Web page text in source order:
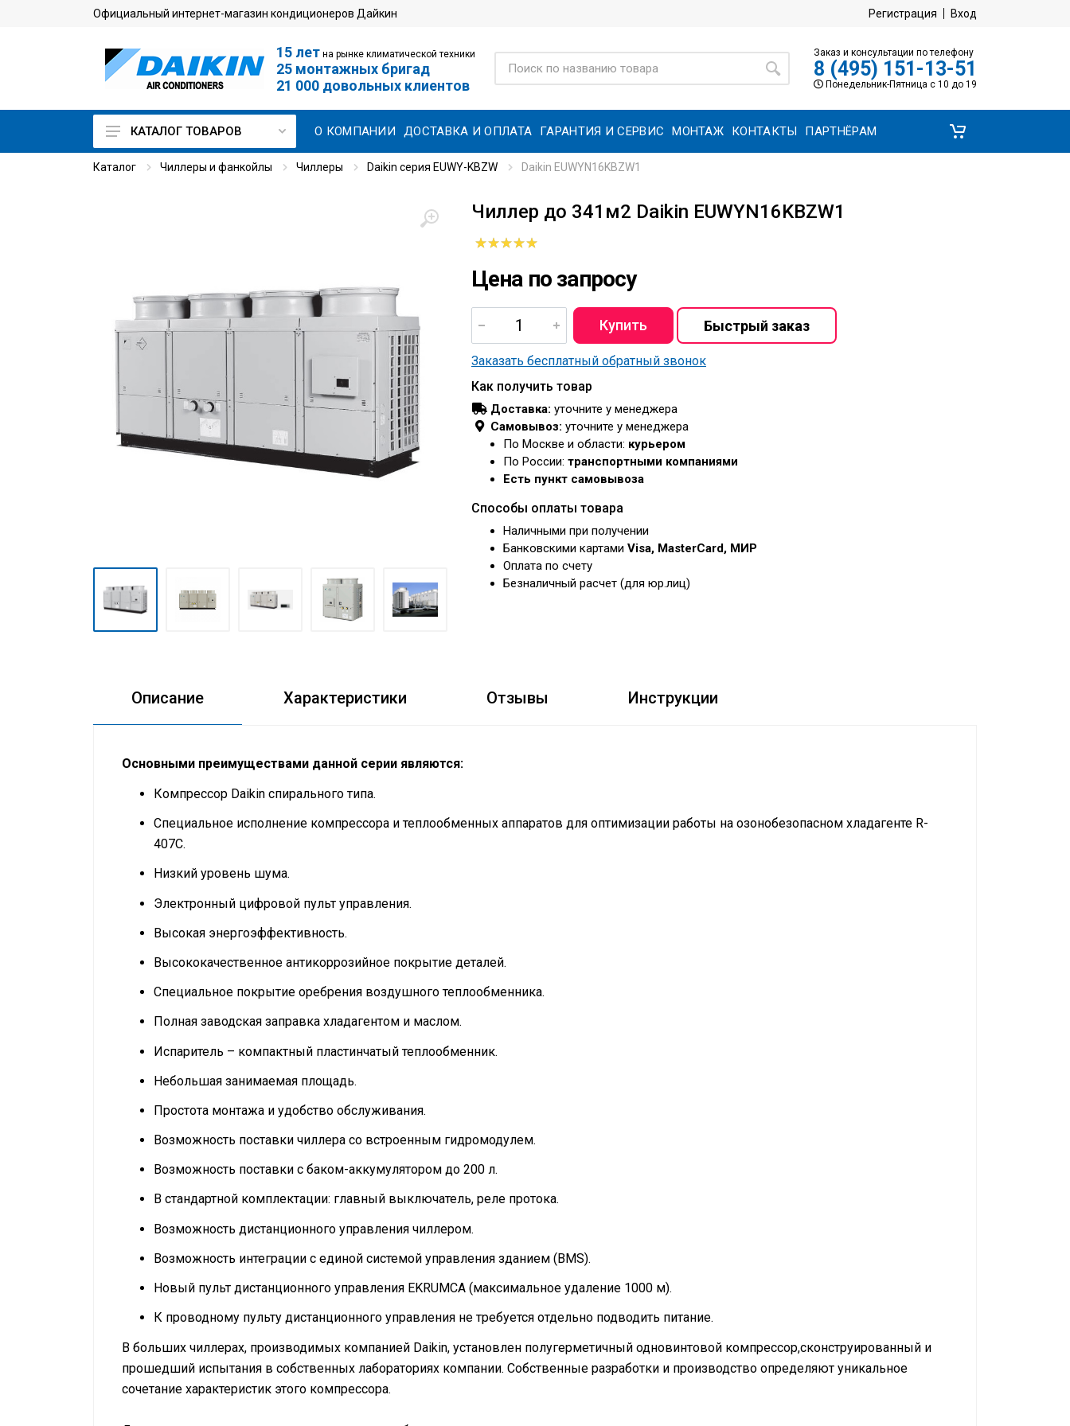
Официальный интернет-магазин кондиционеров Дайкин Регистрация Вход
15 лет на рынке климатической техники
25 монтажных бригад
21 000 довольных клиентов
Заказ и консультации по телефону
8 (495) 151-13-51
Понедельник-Пятница с 10 до 19
Кондиционеры для дома
VRV-системы
Чиллеры и фанкойлы
Очистители воздуха
Аксессуары
Кондиционеры Freshzone
КАТАЛОГ ТОВАРОВ О КОМПАНИИ ДОСТАВКА И ОПЛАТА ГАРАНТИЯ И СЕРВИС МОНТАЖ КОНТАКТЫ ПАРТНЁРАМ
Каталог Чиллеры и фанкойлы Чиллеры Daikin серия EUWY-KBZW Daikin EUWYN16KBZW1
Чиллер до 341м2 Daikin EUWYN16KBZW1
Цена по запросу
Заказать бесплатный обратный звонок
Как получить товар
Доставка: уточните у менеджера
Самовывоз: уточните у менеджера
По Москве и области: курьером
По России: транспортными компаниями
Есть пункт самовывоза
Способы оплаты товара
Наличными при получении
Банковскими картами Visa, MasterCard, МИР
Оплата по счету
Безналичный расчет (для юр.лиц)
Описание Характеристики Отзывы Инструкции
Основными преимуществами данной серии являются:
Компрессор Daikin спирального типа.
Специальное исполнение компрессора и теплообменных аппаратов для оптимизации работы на озонобезопасном хладагенте R-
407C.
Низкий уровень шума.
Электронный цифровой пульт управления.
Высокая энергоэффективность.
Высококачественное антикоррозийное покрытие деталей.
Специальное покрытие оребрения воздушного теплообменника.
Полная заводская заправка хладагентом и маслом.
Испаритель – компактный пластинчатый теплообменник.
Небольшая занимаемая площадь.
Простота монтажа и удобство обслуживания.
Возможность поставки чиллера со встроенным гидромодулем.
Возможность поставки с баком-аккумулятором до 200 л.
В стандартной комплектации: главный выключатель, реле протока.
Возможность дистанционного управления чиллером.
Возможность интеграции с единой системой управления зданием (BMS).
Новый пульт дистанционного управления EKRUMCA (максимальное удаление 1000 м).
К проводному пульту дистанционного управления не требуется отдельно подводить питание.
В больших чиллерах, производимых компанией Daikin, установлен полугерметичный одновинтовой компрессор,сконструированный и
прошедший испытания в собственных лабораториях компании. Собственные разработки и производство определяют уникальное
сочетание характеристик этого компрессора.